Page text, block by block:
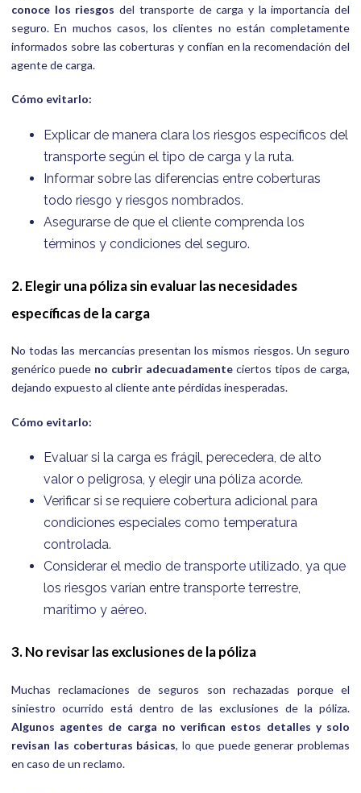
conoce los riesgos del transporte de carga y la importancia del
seguro. En muchos casos, los clientes no están completamente
informados sobre las coberturas y confían en la recomendación del
agente de carga.
Cómo evitarlo:
Explicar de manera clara los riesgos específicos del
transporte según el tipo de carga y la ruta.
Informar sobre las diferencias entre coberturas
todo riesgo y riesgos nombrados.
Asegurarse de que el cliente comprenda los
términos y condiciones del seguro.
2. Elegir una póliza sin evaluar las necesidades
específicas de la carga
No todas las mercancías presentan los mismos riesgos. Un seguro
genérico puede no cubrir adecuadamente ciertos tipos de carga,
dejando expuesto al cliente ante pérdidas inesperadas.
Cómo evitarlo:
Evaluar si la carga es frágil, perecedera, de alto
valor o peligrosa, y elegir una póliza acorde.
Verificar si se requiere cobertura adicional para
condiciones especiales como temperatura
controlada.
Considerar el medio de transporte utilizado, ya que
los riesgos varían entre transporte terrestre,
marítimo y aéreo.
3. No revisar las exclusiones de la póliza
Muchas reclamaciones de seguros son rechazadas porque el
siniestro ocurrido está dentro de las exclusiones de la póliza.
Algunos agentes de carga no verifican estos detalles y solo
revisan las coberturas básicas, lo que puede generar problemas
en caso de un reclamo.